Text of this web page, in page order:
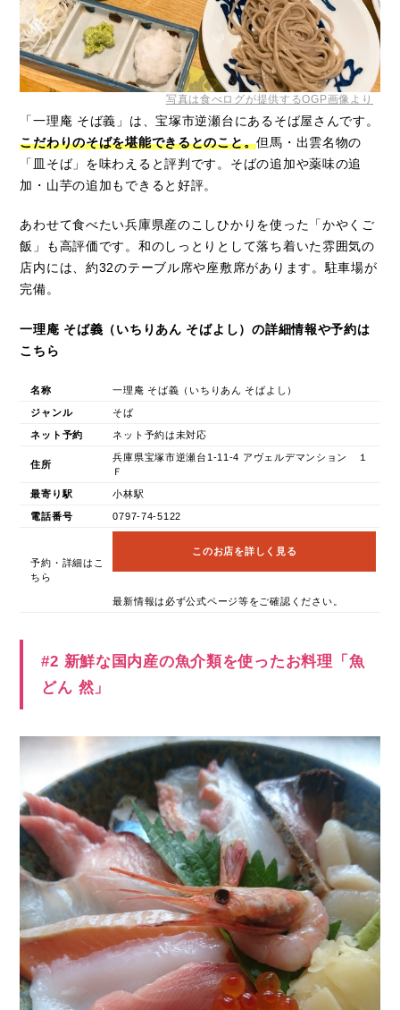
写真は食べログが提供するOGP画像より
「一理庵 そば義」は、宝塚市逆瀬台にあるそば屋さんです。
こだわりのそばを堪能できるとのこと。但馬・出雲名物の
「皿そば」を味わえると評判です。そばの追加や薬味の追
加・山芋の追加もできると好評。
あわせて食べたい兵庫県産のこしひかりを使った「かやくご
飯」も高評価です。和のしっとりとして落ち着いた雰囲気の
店内には、約32のテーブル席や座敷席があります。駐車場が
完備。
一理庵 そば義（いちりあん そばよし）の詳細情報や予約は
こちら
名称 一理庵 そば義（いちりあん そばよし）
ジャンル そば
ネット予約 ネット予約は未対応
住所
兵庫県宝塚市逆瀬台1-11-4 アヴェルデマンション １
Ｆ
最寄り駅 小林駅
電話番号 0797-74-5122
予約・詳細はこ
ちら
このお店を詳しく見る
最新情報は必ず公式ページ等をご確認ください。
#2 新鮮な国内産の魚介類を使ったお料理「魚
どん 然」